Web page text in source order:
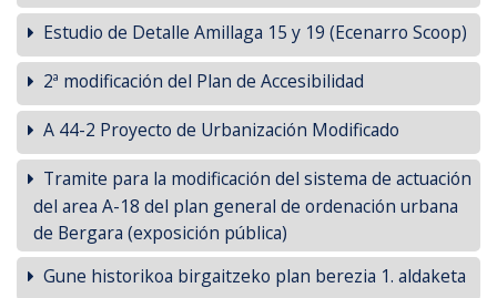
Estudio de Detalle Amillaga 15 y 19 (Ecenarro Scoop)
2ª modificación del Plan de Accesibilidad
A 44-2 Proyecto de Urbanización Modificado
Tramite para la modificación del sistema de actuación
del area A-18 del plan general de ordenación urbana
de Bergara (exposición pública)
Gune historikoa birgaitzeko plan berezia 1. aldaketa